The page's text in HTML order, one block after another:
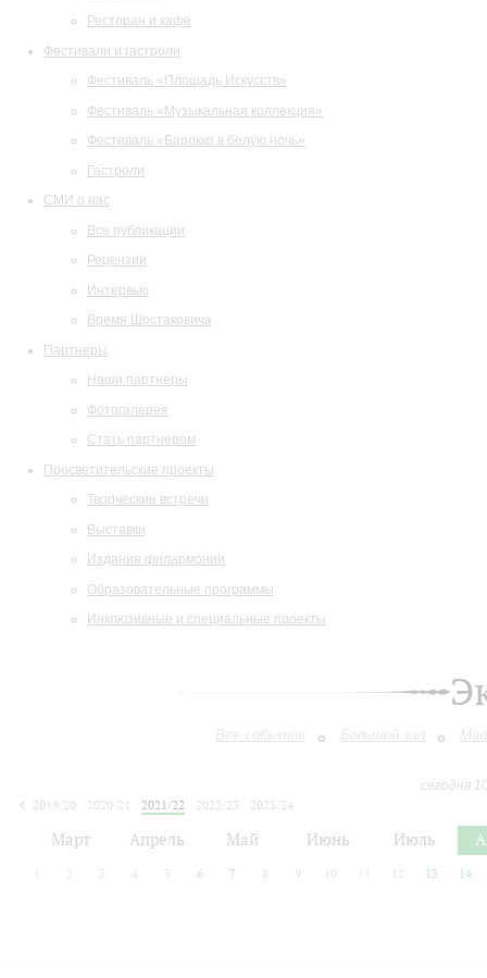
Ресторан и кафе
Фестивали и гастроли
Фестиваль «Площадь Искусств»
Фестиваль «Музыкальная коллекция»
Фестиваль «Барокко в белую ночь»
Гастроли
СМИ о нас
Все публикации
Рецензии
Интервью
Время Шостаковича
Партнеры
Наши партнеры
Фотогалерея
Стать партнером
Просветительские проекты
Творческие встречи
Выставки
Издания филармонии
Образовательные программы
Инклюзивные и специальные проекты
Все события Большой зал
сегодня
2019/20
2020/21 2021/22 2022/23
2023/24
Март Апрель Май Июнь Июль
2 3 4 5 6 7 8 9 10 12 13 14